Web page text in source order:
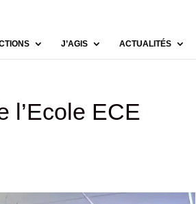
J’AGIS ACTUALITÉS
l’Ecole ECE